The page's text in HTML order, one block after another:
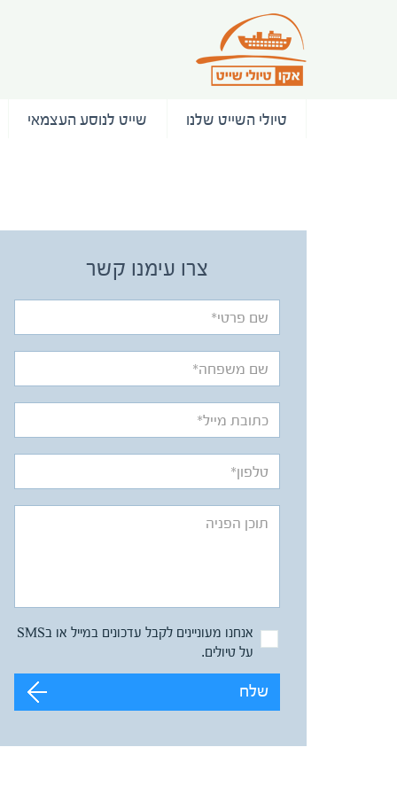
טיולי השייט שלנו שייט לנוסע העצמאי
צרו עימנו קשר
אנחנו מעוניינים לקבל עדכונים במייל או בSMS
על טיולים.
שלח